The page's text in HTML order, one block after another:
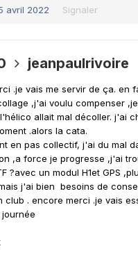
avril 2022 Signaler
jeanpaulrivoire
.je vais me servir de ça. en
,j'ai voulu compenser
allait mal décoller. j'ai
.alors la cata.
en pas collectif, j'ai du mal
,a force je progresse ,j'ai
?avec un modul H1et GPS
j'ai bien besoins de
club . encore merci .je vais